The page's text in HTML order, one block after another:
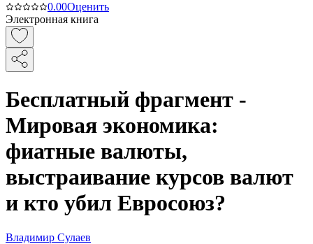
0.00Оценить
Электронная книга
Бесплатный фрагмент -
Мировая экономика:
фиатные валюты,
выстраивание курсов валют
и кто убил Евросоюз?
Владимир Сулаев